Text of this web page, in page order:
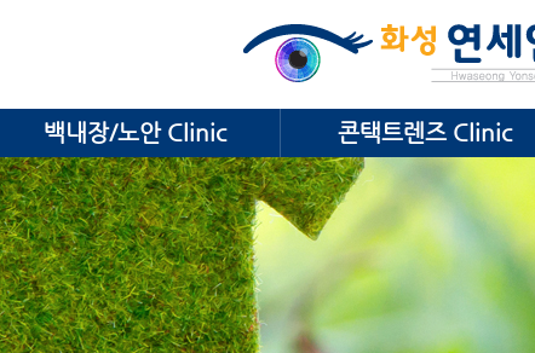
백내장/노안 Clinic 콘택트렌즈 Clinic